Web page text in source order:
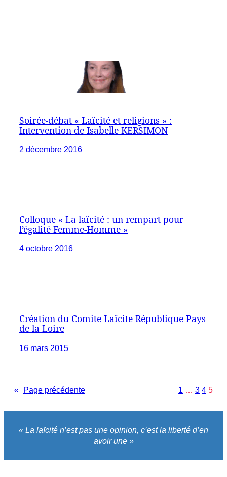
Soirée-débat « Laïcité et religions » :
Intervention de Isabelle KERSIMON
2 décembre 2016
Colloque « La laïcité : un rempart pour
l’égalité Femme-Homme »
4 octobre 2016
Création du Comite Laïcite République Pays
de la Loire
16 mars 2015
« Page précédente 1 3 4 5
« La laïcité n’est pas une opinion, c’est la liberté d’en
avoir une »